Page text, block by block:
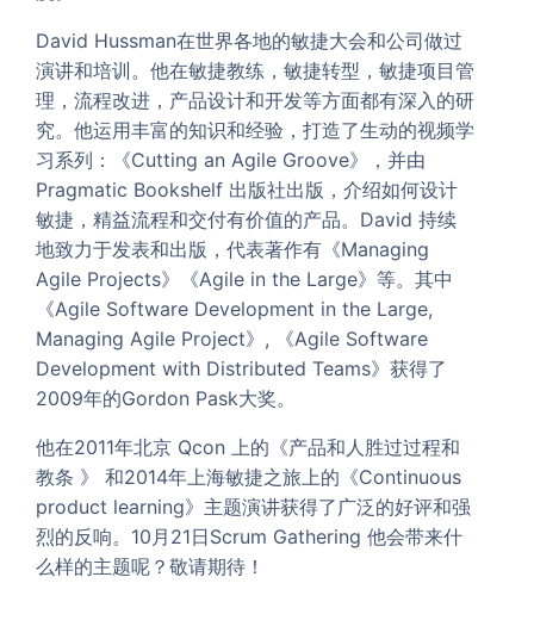
David Hussman在世界各地的敏捷大会和公司做过
演讲和培训。他在敏捷教练，敏捷转型，敏捷项目管
理，流程改进，产品设计和开发等方面都有深入的研
究。他运用丰富的知识和经验，打造了生动的视频学
习系列：《Cutting an Agile Groove》，并由
Pragmatic Bookshelf 出版社出版，介绍如何设计
敏捷，精益流程和交付有价值的产品。David 持续
地致力于发表和出版，代表著作有《Managing
Agile Projects》《Agile in the Large》等。其中
《Agile Software Development in the Large,
Managing Agile Project》, 《Agile Software
Development with Distributed Teams》获得了
2009年的Gordon Pask大奖。
他在2011年北京 Qcon 上的《产品和人胜过过程和
教条 》 和2014年上海敏捷之旅上的《Continuous
product learning》主题演讲获得了广泛的好评和强
烈的反响。10月21日Scrum Gathering 他会带来什
么样的主题呢？敬请期待！